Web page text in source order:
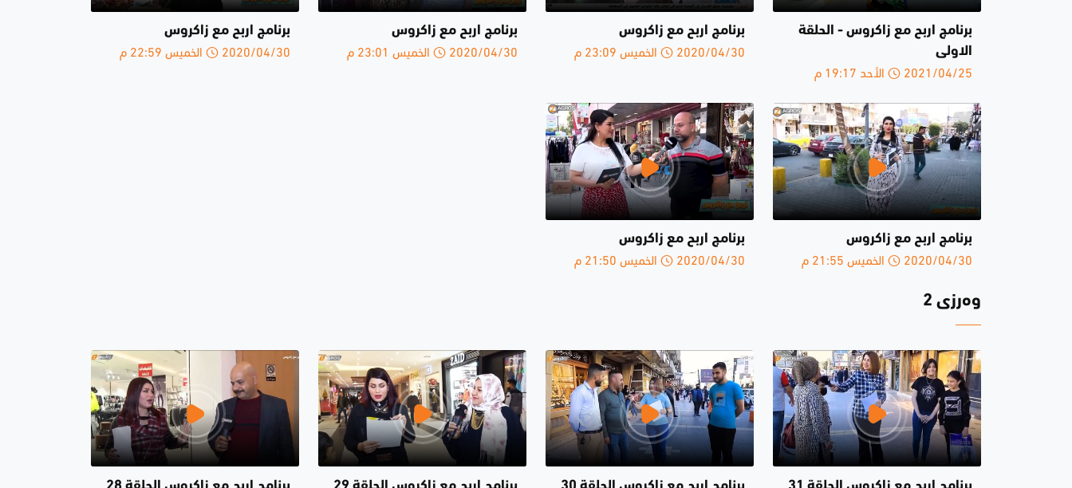
برنامج اربح مع زاكروس - الحلقة
الاولى
2021/04/25 الأحد 19:17 م
برنامج اربح مع زاكروس
2020/04/30 الخميس 23:09 م
برنامج اربح مع زاكروس
2020/04/30 الخميس 23:01 م
برنامج اربح مع زاكروس
2020/04/30 الخميس 22:59 م
برنامج اربح مع زاكروس
2020/04/30 الخميس 21:55 م
برنامج اربح مع زاكروس
2020/04/30 الخميس 21:50 م
وەرزی 2